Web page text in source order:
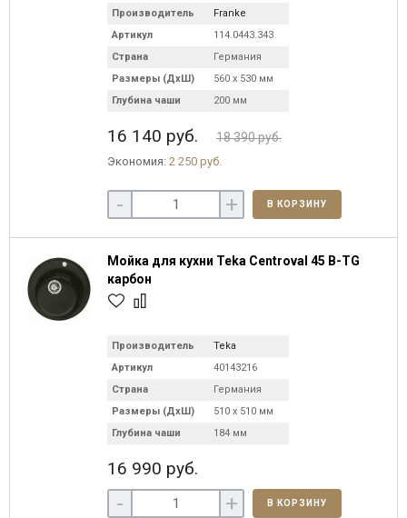
Производитель
Franke
Артикул
114.0443.343
Страна
Германия
Размеры (ДхШ)
560 х 530 мм
Глубина чаши
200 мм
16 140 руб. 18 390 руб.
Экономия: 2 250 руб.
- + В КОРЗИНУ
Мойка для кухни Teka Centroval 45 B-TG
карбон
Производитель
Teka
Артикул
40143216
Страна
Германия
Размеры (ДхШ)
510 х 510 мм
Глубина чаши
184 мм
16 990 руб.
- + В КОРЗИНУ